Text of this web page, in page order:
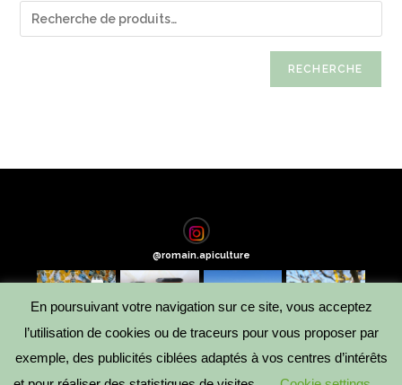
RECHERCHE
@romain.apiculture
En poursuivant votre navigation sur ce site, vous acceptez
l’utilisation de cookies ou de traceurs pour vous proposer par
exemple, des publicités ciblées adaptés à vos centres d’intérêts